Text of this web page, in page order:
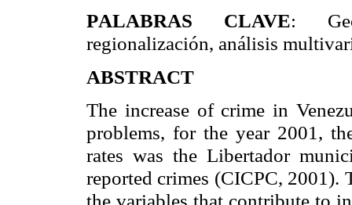
PALABRAS CLAVE:
regionalización, análisis
ABSTRACT
The increase of crime in
problems, for the year 2001,
rates was the Libertador
reported crimes (CICPC, 2001).
the variables that contribute to